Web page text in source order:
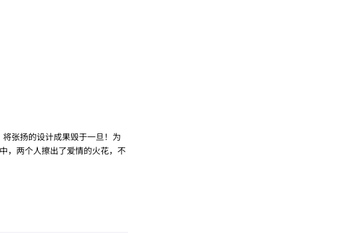
张扬的设计成果毁于一旦！为
，两个人擦出了爱情的火花，不